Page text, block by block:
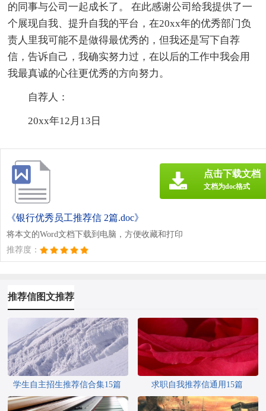
的同事与公司一起成长了。 在此感谢公司给我提供了一
个展现自我、提升自我的平台，在20xx年的优秀部门负
责人里我可能不是做得最优秀的，但我还是写下自荐
信，告诉自己，我确实努力过，在以后的工作中我会用
我最真诚的心往更优秀的方向努力。
自荐人：
20xx年12月13日
《银行优秀员工推荐信 2篇.doc》
将本文的Word文档下载到电脑，方便收藏和打印
推荐度：
点击下载文档
文档为doc格式
推荐信图文推荐
学生自主招生推荐信合集15篇 求职自我推荐信通用15篇